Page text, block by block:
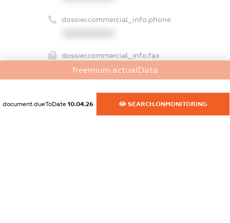
dossier.commercial_info.phone
dossier.commercial_info.fax
XXXXXXXXXX
dossier.commercial_info.email
XXXXXXXXXX
freemium.actualData
document.dueToDate 10.04.26 SEARCH.ONMONITORING